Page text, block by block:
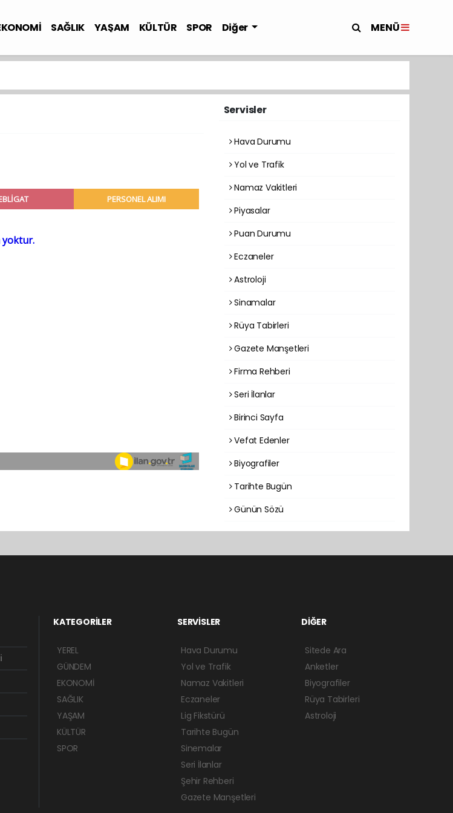
SAĞLIK YAŞAM KÜLTÜR SPOR Diğer MENÜ
Servisler
Hava Durumu
Yol ve Trafik
Namaz Vakitleri
Piyasalar
Puan Durumu
Eczaneler
Astroloji
Sinamalar
Rüya Tabirleri
Gazete Manşetleri
Firma Rehberi
Seri İlanlar
Birinci Sayfa
Vefat Edenler
Biyografiler
Tarihte Bugün
Günün Sözü
KATEGORİLER
YEREL
GÜNDEM
EKONOMİ
SAĞLIK
YAŞAM
KÜLTÜR
SPOR
SERVİSLER
Hava Durumu
Yol ve Trafik
Namaz Vakitleri
Eczaneler
Lig Fikstürü
Tarihte Bugün
Sinemalar
Seri İlanlar
Şehir Rehberi
Gazete Manşetleri
DİĞER
Sitede Ara
Anketler
Biyografiler
Rüya Tabirleri
Astroloji